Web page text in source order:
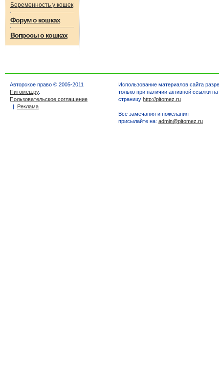
Беременность у кошек
Форум о кошках
Вопросы о кошках
Авторское право © 2005-2011
Питомец.ру.
Пользовательское соглашение
| Реклама
Использование материалов сайта
только при наличии активной ссылки
страницу http://pitomez.ru
Все замечания и пожелания
присылайте на: admin@pitomez.ru